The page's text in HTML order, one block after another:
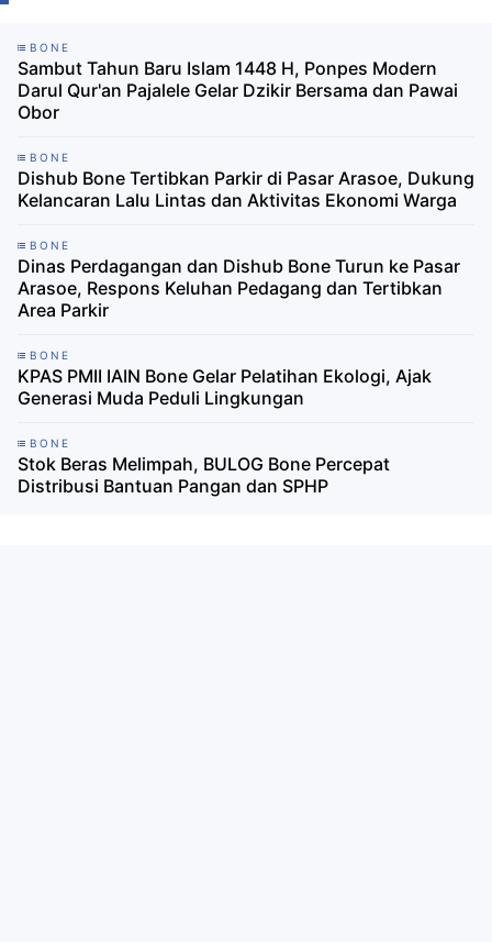
BONE
Sambut Tahun Baru Islam 1448 H, Ponpes Modern
Darul Qur'an Pajalele Gelar Dzikir Bersama dan Pawai
Obor
BONE
Dishub Bone Tertibkan Parkir di Pasar Arasoe, Dukung
Kelancaran Lalu Lintas dan Aktivitas Ekonomi Warga
BONE
Dinas Perdagangan dan Dishub Bone Turun ke Pasar
Arasoe, Respons Keluhan Pedagang dan Tertibkan
Area Parkir
BONE
KPAS PMII IAIN Bone Gelar Pelatihan Ekologi, Ajak
Generasi Muda Peduli Lingkungan
BONE
Stok Beras Melimpah, BULOG Bone Percepat
Distribusi Bantuan Pangan dan SPHP